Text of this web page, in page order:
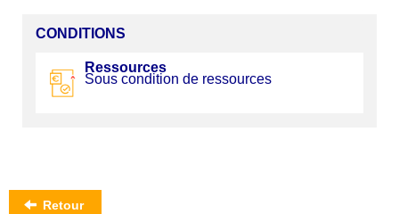
CONDITIONS
Ressources
Sous condition de ressources
Retour